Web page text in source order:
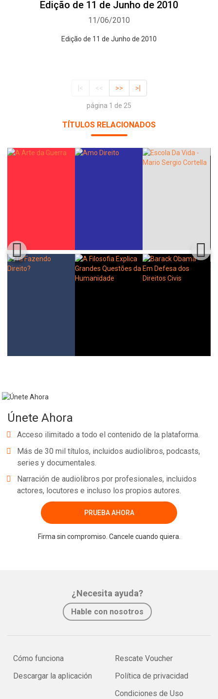
Edição de 11 de Junho de 2010
11/06/2010
Edição de 11 de Junho de 2010
|< << >> >|
página 1 de 25
TÍTULOS RELACIONADOS
Únete Ahora
Acceso ilimitado a todo el contenido de la plataforma.
Más de 30 mil títulos, incluidos audiolibros, podcasts,
series y documentales.
Narración de audiolibros por profesionales, incluidos
actores, locutores e incluso los propios autores.
PRUEBA AHORA
Firma sin compromiso. Cancele cuando quiera.
¿Necesita ayuda?
Hable con nosotros
Cómo funciona
Descargar la aplicación
Rescate Voucher
Política de privacidad
Condiciones de Uso